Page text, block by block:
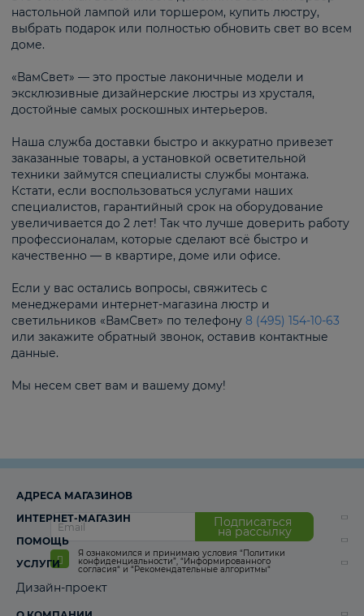
настольной лампой или торшером, купить люстру,
выбрать подарок или полностью обновить свет во всем
доме.
«ВамСвет» — это простые лаконичные модели и
эксклюзивные дизайнерские люстры из хрусталя,
достойные самых роскошных интерьеров.
Наша служба доставки быстро и аккуратно привезет
заказанные товары, а установкой осветительной
техники займутся специалисты службы монтажа.
Кстати, если воспользоваться услугами наших
специалистов, гарантийный срок на оборудование
увеличивается до 2 лет! Так что лучше доверить работу
профессионалам, которые сделают всё быстро и
качественно — в квартире, доме или офисе.
Если у вас остались вопросы, свяжитесь с
менеджерами интернет-магазина люстр и
светильников «ВамСвет» по телефону 8 (495) 154-10-63
или закажите обратный звонок, оставив контактные
данные.
Мы несем свет вам и вашему дому!
Подписаться
на рассылку
Я ознакомился и принимаю условия “Политики
конфиденциальности”, “Информированного
согласия“ и “Рекомендательные алгоритмы“
АДРЕСА МАГАЗИНОВ
ИНТЕРНЕТ-МАГАЗИН
ПОМОЩЬ
УСЛУГИ
Дизайн-проект